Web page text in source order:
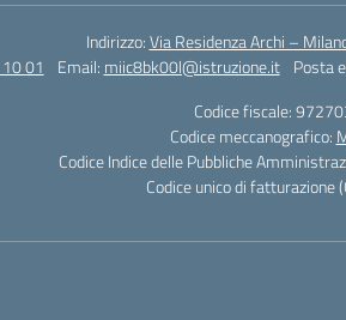
Indirizzo:Via Residenza Archi –
01 Email: miic8bk00l@istruzione.it Posta
Codice fiscale:
Codice meccanografico:
Codice Indice delle Pubbliche
Codice unico di fatturazione